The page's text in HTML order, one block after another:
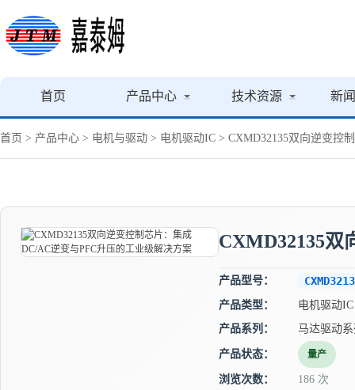
首页 产品中心 技术资源 新
首页 > 产品中心 > 电机与驱动 > 电机驱动IC > CXMD32135双向逆变控
CXMD32135双
产品型号：
产品类型：
电机驱动IC
产品系列：
马达驱动
产品状态： 量产
浏览次数： 186 次